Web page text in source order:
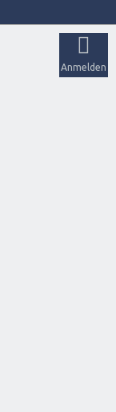
Anmelden